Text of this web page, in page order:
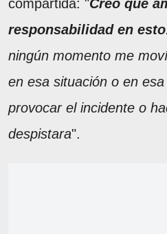
compartida: "Creo que
responsabilidad en esto
ningún momento me
en esa situación o en
provocar el incidente o
despistara".